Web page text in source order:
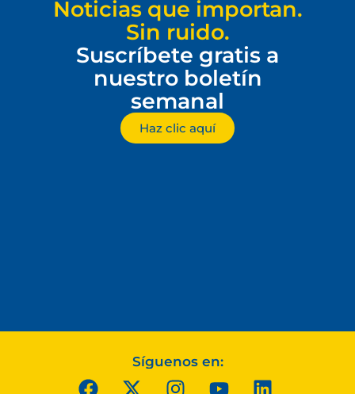
Noticias que importan.
Sin ruido.
Suscríbete gratis a
nuestro boletín
semanal
Haz clic aquí
Síguenos en: